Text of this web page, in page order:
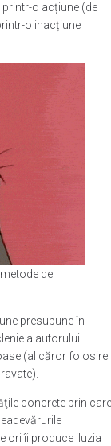
o acțiune (de
o inacțiune
de
presupune în
a autorului
(al căror folosire
concrete prin care
ori îi produce iluzia